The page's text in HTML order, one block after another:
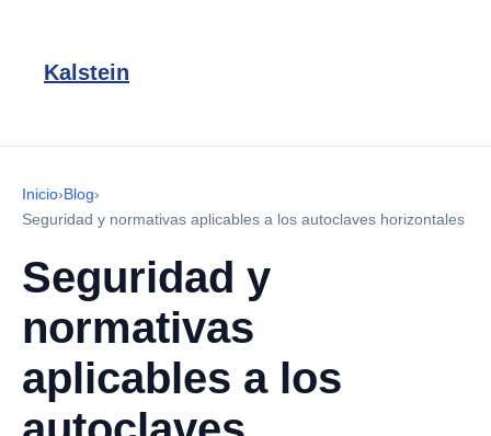
Kalstein
Inicio›Blog›
Seguridad y normativas aplicables a los autoclaves horizontales
Seguridad y
normativas
aplicables a los